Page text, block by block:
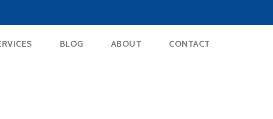
BLOG ABOUT CONTACT